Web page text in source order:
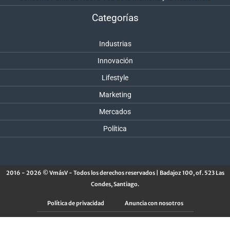
Categorías
Industrias
Innovación
Lifestyle
Marketing
Mercados
Política
2016 - 2026 © VmásV - Todos los derechos reservados | Badajoz 100, of. 523 Las
Condes, Santiago.
Política de privacidad Anuncia con nosotros